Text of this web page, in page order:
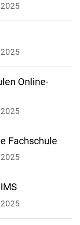
Online-
Fachschule